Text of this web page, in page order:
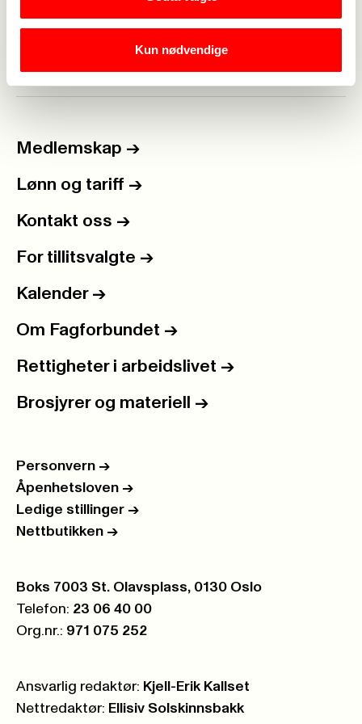
Kun nødvendige
Medlemskap ->
Lønn og tariff ->
Kontakt oss ->
For tillitsvalgte ->
Kalender ->
Om Fagforbundet ->
Rettigheter i arbeidslivet ->
Brosjyrer og materiell ->
Personvern ->
Åpenhetsloven ->
Ledige stillinger ->
Nettbutikken ->
Postboks:
Boks 7003 St. Olavsplass, 0130 Oslo
Telefon: 23 06 40 00
Org.nr.: 971 075 252
Ansvarlig redaktør: Kjell-Erik Kallset
Nettredaktør: Ellisiv Solskinnsbakk